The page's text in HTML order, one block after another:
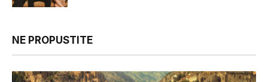
NE PROPUSTITE